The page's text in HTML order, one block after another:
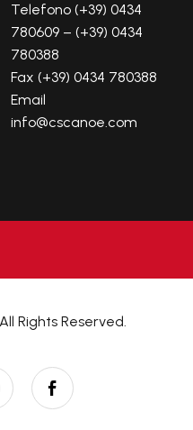
Telefono (+39) 0434
780609 – (+39) 0434
780388
Fax (+39) 0434 780388
Email
info@cscanoe.com
Rights Reserved.